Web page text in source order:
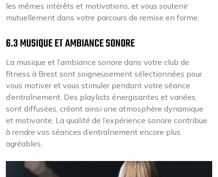
les mêmes intérêts et motivations, et vous soutenir
mutuellement dans votre parcours de remise en forme.
6.3 MUSIQUE ET AMBIANCE SONORE
La musique et l’ambiance sonore dans votre club de
fitness à Brest sont soigneusement sélectionnées pour
vous motiver et vous stimuler pendant votre séance
d’entraînement. Des playlists énergisantes et variées
sont diffusées, créant ainsi une atmosphère dynamique
et motivante. La qualité de l’expérience sonore contribue
à rendre vos séances d’entraînement encore plus
agréables.